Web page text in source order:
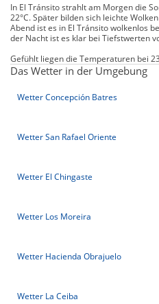
In El Tránsito strahlt am Morgen die
22°C. Später bilden sich leichte
Abend ist es in El Tránsito wolkenlos
der Nacht ist es klar bei Tiefstwerten
Gefühlt liegen die Temperaturen bei
Das Wetter in der Umgebung
Wetter Concepción Batres
Wetter San Rafael Oriente
Wetter El Chingaste
Wetter Los Moreira
Wetter Hacienda Obrajuelo
Wetter La Ceiba